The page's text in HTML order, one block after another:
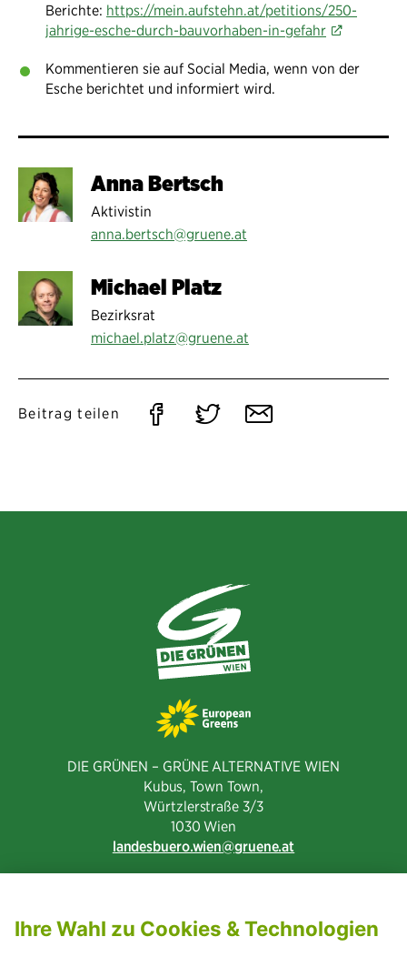
Berichte: https://mein.aufstehn.at/petitions/250-
jahrige-esche-durch-bauvorhaben-in-gefahr
Kommentieren sie auf Social Media, wenn von der
Esche berichtet und informiert wird.
Anna Bertsch
Aktivistin
anna.bertsch@gruene.at
Michael Platz
Bezirksrat
michael.platz@gruene.at
Beitrag teilen
Auf Auf Per
DIE GRÜNEN – GRÜNE ALTERNATIVE WIEN
Kubus, Town Town,
Würtzlerstraße 3/3​
1030 Wien
landesbuero.wien
gruene.at